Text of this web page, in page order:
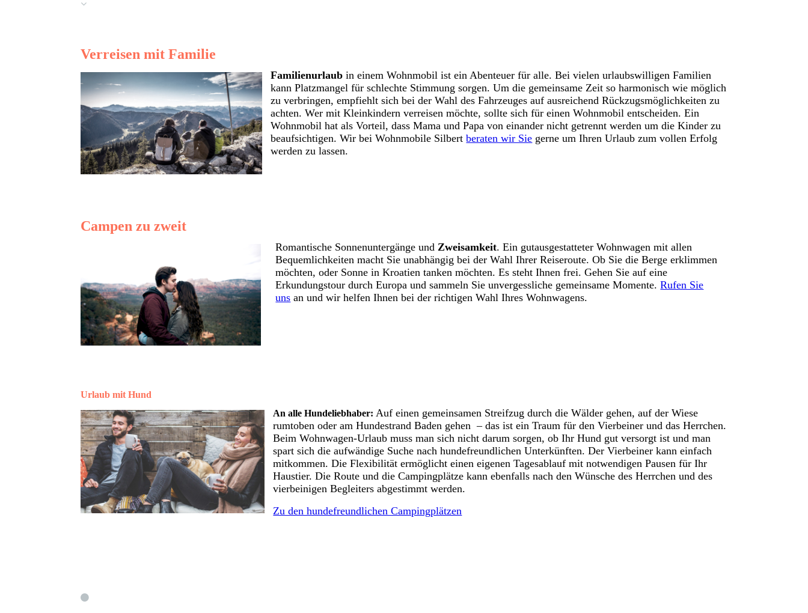
Verreisen mit Familie
Familienurlaub in einem Wohnmobil ist ein Abenteuer für alle. Bei vielen urlaubswilligen Familien
kann Platzmangel für schlechte Stimmung sorgen. Um die gemeinsame Zeit so harmonisch wie möglich
zu verbringen, empfiehlt sich bei der Wahl des Fahrzeuges auf ausreichend Rückzugsmöglichkeiten zu
achten. Wer mit Kleinkindern verreisen möchte, sollte sich für einen Wohnmobil entscheiden. Ein
Wohnmobil hat als Vorteil, dass Mama und Papa von einander nicht getrennt werden um die Kinder zu
beaufsichtigen. Wir bei Wohnmobile Silbertberaten wir Sie gerne um Ihren Urlaub zum vollen Erfolg
werden zu lassen.
Campen zu zweit
Romantische Sonnenuntergänge undZweisamkeit. Ein gutausgestatteter Wohnwagen mit allen
Bequemlichkeiten macht Sie unabhängig bei der Wahl Ihrer Reiseroute. Ob Sie die Berge erklimmen
möchten, oder Sonne in Kroatien tanken möchten. Es steht Ihnen frei. Gehen Sie auf eine
Erkundungstour durch Europa und sammeln Sie unvergessliche gemeinsame Momente.Rufen Sie
uns an und wir helfen Ihnen bei der richtigen Wahl Ihres Wohnwagens.
Urlaub mit Hund
An alle Hundeliebhaber: Auf einen gemeinsamen Streifzug durch die Wälder gehen, auf der Wiese
rumtoben oder am Hundestrand Baden gehen – das ist ein Traum für den Vierbeiner und das Herrchen.
Beim Wohnwagen-Urlaub muss man sich nicht darum sorgen, ob Ihr Hund gut versorgt ist und man
spart sich die aufwändige Suche nach hundefreundlichen Unterkünften. Der Vierbeiner kann einfach
mitkommen. Die Flexibilität ermöglicht einen eigenen Tagesablauf mit notwendigen Pausen für Ihr
Haustier. Die Route und die Campingplätze kann ebenfalls nach den Wünsche des Herrchen und des
vierbeinigen Begleiters abgestimmt werden.
Zu den hundefreundlichen Campingplätzen